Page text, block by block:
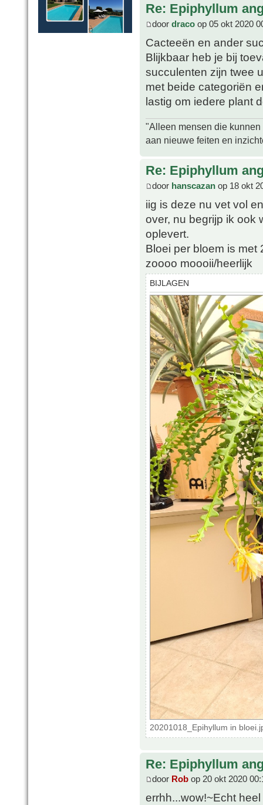
Re: Epiphyllum
door draco op 05 okt 2020
Cacteeën en ander
Blijkbaar heb je bij
succulenten zijn twee
met beide categoriën
lastig om iedere plant
"Alleen mensen die
aan nieuwe feiten en
Re: Epiphyllum
door hanscazan op 18 okt
iig is deze nu vet vol
over, nu begrijp ik ook
oplevert.
Bloei per bloem is met
zoooo moooii/heerlijk
BIJLAGEN
20201018_Epihyllum in
Re: Epiphyllum
door Rob op 20 okt 2020
errhh...wow!~Echt